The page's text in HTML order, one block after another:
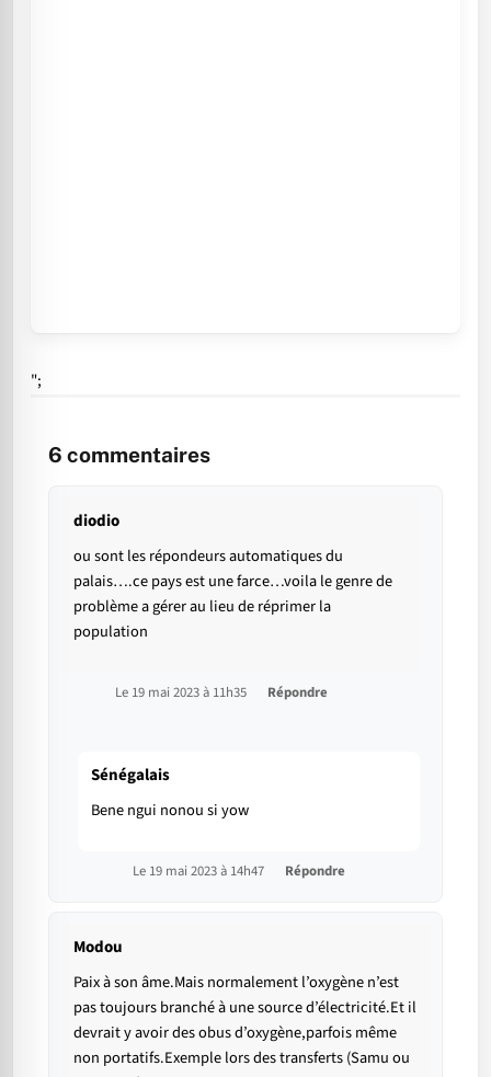
";
6 commentaires
diodio
ou sont les répondeurs automatiques du
palais….ce pays est une farce…voila le genre de
problème a gérer au lieu de réprimer la
population
Le 19 mai 2023 à 11h35 Répondre
Sénégalais
Bene ngui nonou si yow
Le 19 mai 2023 à 14h47 Répondre
Modou
Paix à son âme.Mais normalement l’oxygène n’est
pas toujours branché à une source d’électricité.Et il
devrait y avoir des obus d’oxygène,parfois même
non portatifs.Exemple lors des transferts (Samu ou